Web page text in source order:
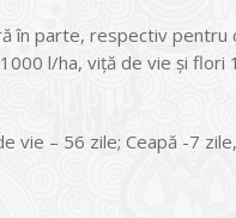
în parte, respectiv pentru
l/ha, viță de vie și flori
vie – 56 zile; Ceapă -7